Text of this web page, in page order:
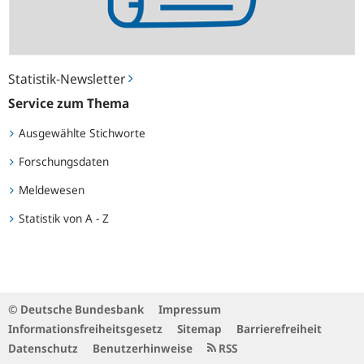
Statistik-Newsletter
Service zum Thema
Ausgewählte Stichworte
Forschungsdaten
Meldewesen
Statistik von A - Z
© Deutsche Bundesbank
Impressum
Informationsfreiheitsgesetz
Sitemap
Barrierefreiheit
Datenschutz
Benutzerhinweise RSS